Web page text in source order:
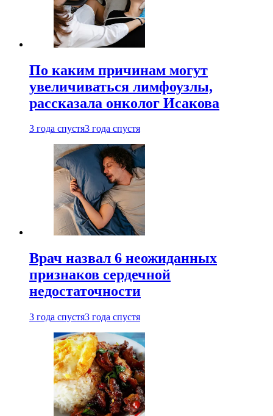
По каким причинам могут
увеличиваться лимфоузлы,
рассказала онколог Исакова
3 года спустя3 года спустя
Врач назвал 6 неожиданных
признаков сердечной
недостаточности
3 года спустя3 года спустя